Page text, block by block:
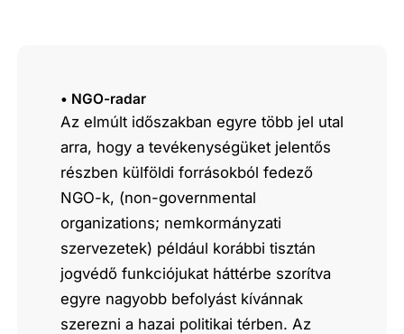
• NGO-radar
Az elmúlt időszakban egyre több jel utal
arra, hogy a tevékenységüket jelentős
részben külföldi forrásokból fedező
NGO-k, (non-governmental
organizations; nemkormányzati
szervezetek) például korábbi tisztán
jogvédő funkciójukat háttérbe szorítva
egyre nagyobb befolyást kívánnak
szerezni a hazai politikai térben. Az